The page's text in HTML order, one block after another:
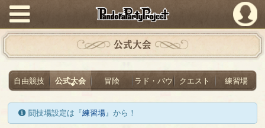
PandoraPartyProject
公式大会
自由競技 公式大会 冒険 ラド・バウ クエスト 練習場
闘技場設定は『練習場』から！